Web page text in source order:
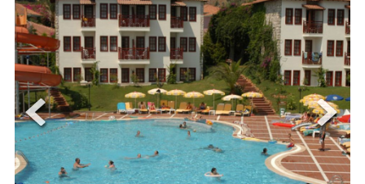
ОЩЕ
ЗА НАС
КОНТАКТИ
ФИРМЕНИ ДОКУМЕНТИ
0700 144 34 Запитване
ПОСЛЕДВАЙТЕ НИ